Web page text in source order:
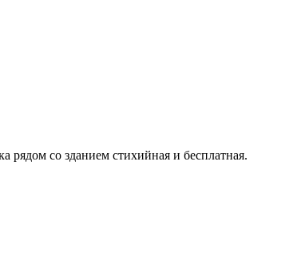
со зданием стихийная и бесплатная.